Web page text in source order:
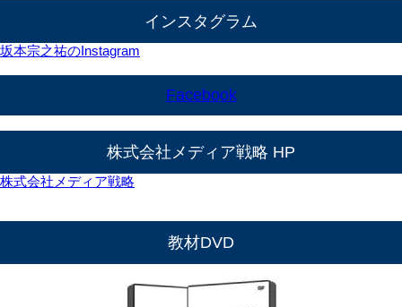
インスタグラム
坂本宗之祐のInstagram
Facebook
株式会社メディア戦略 HP
株式会社メディア戦略
教材DVD